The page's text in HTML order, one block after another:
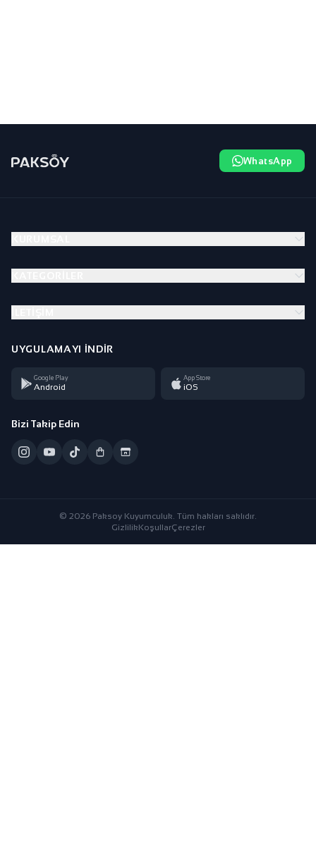
WhatsApp
UYGULAMAYI İNDIR
Google Play
Android
App Store
iOS
Bizi Takip Edin
© 2026 Paksoy Kuyumculuk. Tüm hakları saklıdır.
GizlilikKoşullarÇerezler